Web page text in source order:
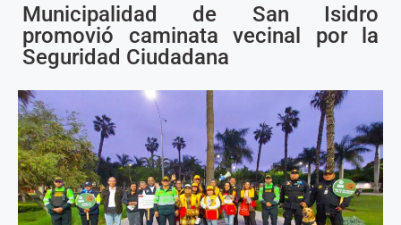
Municipalidad de San Isidro
promovió caminata vecinal por la
Seguridad Ciudadana